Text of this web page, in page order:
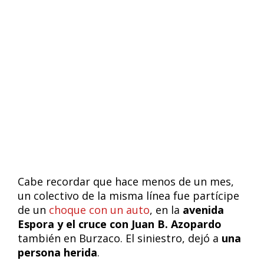
Cabe recordar que hace menos de un mes,
un colectivo de la misma línea fue partícipe
de un choque con un auto, en la avenida
Espora y el cruce con Juan B. Azopardo
también en Burzaco. El siniestro, dejó a una
persona herida.